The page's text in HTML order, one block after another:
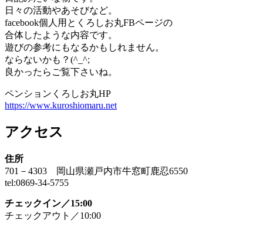
日々の活動やあそびなど。
facebook個人用とくろしお丸FBページの
合体したような内容です。
遊びの参考にもなるかもしれません。
ならないかも？(^_^;
良かったらご覧下さいね。
ペンションくろしお丸HP
https://www.kuroshiomaru.net
アクセス
住所
701－4303 岡山県瀬戸内市牛窓町鹿忍6550
tel:0869-34-5755
チェックイン／15:00
チェックアウト／10:00